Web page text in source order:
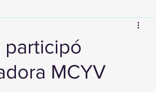
participó
MCYV